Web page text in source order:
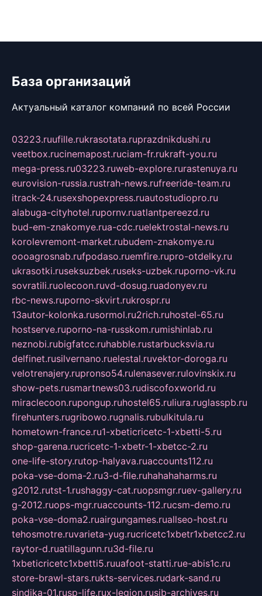
База организаций
Актуальный каталог компаний по всей России
03223.ruufille.rukrasotata.ruprazdnikdushi.ru
veetbox.rucinemapost.ruciam-fr.rukraft-you.ru
mega-press.ru03223.ruweb-explore.rurastenuya.ru
eurovision-russia.rustrah-news.rufreeride-team.ru
itrack-24.rusexshopexpress.ruautostudiopro.ru
alabuga-cityhotel.rupornv.ruatlantpereezd.ru
bud-em-znakomye.rua-cdc.ruelektrostal-news.ru
korolevremont-market.rubudem-znakomye.ru
oooagrosnab.rufpodaso.ruemfire.rupro-otdelky.ru
ukrasotki.ruseksuzbek.ruseks-uzbek.ruporno-vk.ru
sovratili.ruolecoon.ruvd-dosug.ruadonyev.ru
rbc-news.ruporno-skvirt.rukrospr.ru
13autor-kolonka.rusormol.ru2rich.ruhostel-65.ru
hostserve.ruporno-na-russkom.rumishinlab.ru
neznobi.rubigfatcc.ruhabble.rustarbucksvia.ru
delfinet.rusilvernano.ruelestal.ruvektor-doroga.ru
velotrenajery.rupronso54.rulenasever.rulovinskix.ru
show-pets.rusmartnews03.rudiscofoxworld.ru
miraclecoon.rupongup.ruhostel65.ruliura.ruglasspb.ru
firehunters.rugribowo.rugnalis.rubulkitula.ru
hometown-france.ru1-xbeticricetc-1-xbetti-5.ru
shop-garena.rucricetc-1-xbetr-1-xbetcc-2.ru
one-life-story.rutop-halyava.ruaccounts112.ru
poka-vse-doma-2.ru3-d-file.ruhahahaharms.ru
g2012.rutst-1.rushaggy-cat.ruopsmgr.ruev-gallery.ru
g-2012.ruops-mgr.ruaccounts-112.rucsm-demo.ru
poka-vse-doma2.ruairgungames.ruallseo-host.ru
tehosmotre.ruvarieta-yug.rucricetc1xbetr1xbetcc2.ru
raytor-d.ruatillagunn.ru3d-file.ru
1xbeticricetc1xbetti5.ruuafoot-statti.rue-abis1c.ru
store-brawl-stars.rukts-services.rudark-sand.ru
sindika-01.rusp-life.rux-legion.rusib-archives.ru